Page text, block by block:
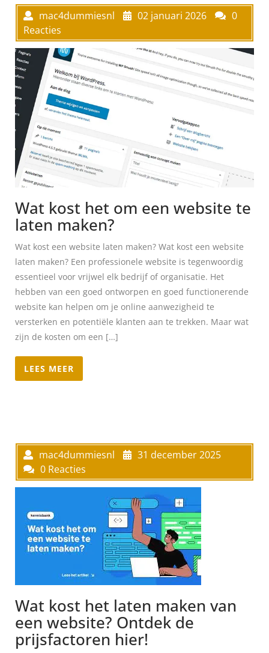
mac4dummiesnl 02 januari 2026
0
Reacties
Wat kost het om een website te
laten maken?
Wat kost een website laten maken? Wat kost een website
laten maken? Een professionele website is tegenwoordig
essentieel voor vrijwel elk bedrijf of organisatie. Het
hebben van een goed ontworpen en goed functionerende
website kan helpen om je online aanwezigheid te
versterken en potentiële klanten aan te trekken. Maar wat
zijn de kosten om een […]
LEES MEER
mac4dummiesnl
31 december 2025
0 Reacties
Wat kost het laten maken van
een website? Ontdek de
prijsfactoren hier!